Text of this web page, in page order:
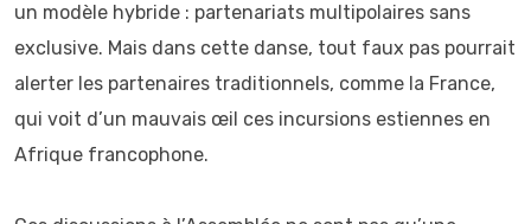
un modèle hybride : partenariats multipolaires sans
exclusive. Mais dans cette danse, tout faux pas pourrait
alerter les partenaires traditionnels, comme la France,
qui voit d’un mauvais œil ces incursions estiennes en
Afrique francophone.